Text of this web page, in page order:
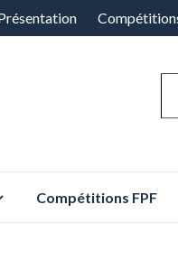
Compétitions FPF